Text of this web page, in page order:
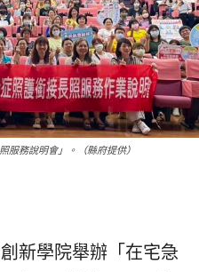
服務說明會」。（縣府提供）
新學院舉辦「在宅急